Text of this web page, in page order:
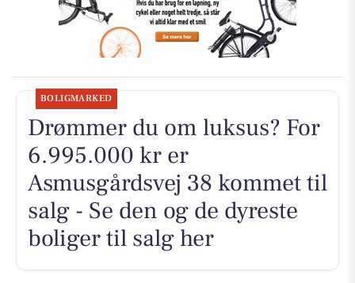
BOLIGMARKED
Drømmer du om luksus? For
6.995.000 kr er
Asmusgårdsvej 38 kommet til
salg - Se den og de dyreste
boliger til salg her